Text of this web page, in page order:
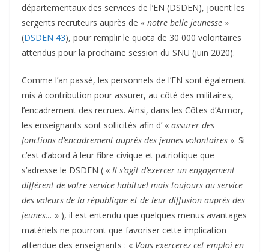
départementaux des services de l’EN (DSDEN), jouent les
sergents recruteurs auprès de « notre belle jeunesse »
(DSDEN 43), pour remplir le quota de 30 000 volontaires
attendus pour la prochaine session du SNU (juin 2020).
Comme l’an passé, les personnels de l’EN sont également
mis à contribution pour assurer, au côté des militaires,
l’encadrement des recrues. Ainsi, dans les Côtes d’Armor,
les enseignants sont sollicités afin d’ « assurer des
fonctions d’encadrement auprès des jeunes volontaires ». Si
c’est d’abord à leur fibre civique et patriotique que
s’adresse le DSDEN ( « Il s’agit d’exercer un engagement
différent de votre service habituel mais toujours au service
des valeurs de la république et de leur diffusion auprès des
jeunes… » ), il est entendu que quelques menus avantages
matériels ne pourront que favoriser cette implication
attendue des enseignants : « Vous exercerez cet emploi en